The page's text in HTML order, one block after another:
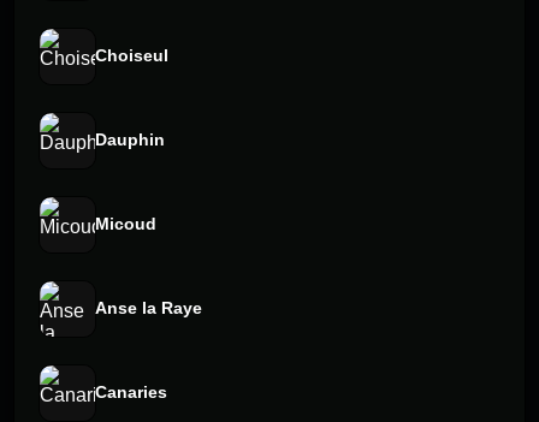
Choiseul
Dauphin
Micoud
Anse la Raye
Canaries